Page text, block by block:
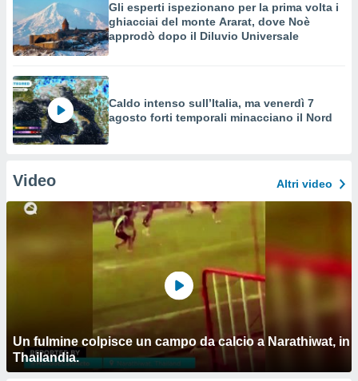
Gli esperti ispezionano per la prima volta i
ghiacciai del monte Ararat, dove Noè
approdò dopo il Diluvio Universale
Caldo intenso sull’Italia, ma venerdì 7
agosto forti temporali minacciano il Nord
Video Altri video
Un fulmine colpisce un campo da calcio a Narathiwat, in
Thailandia.